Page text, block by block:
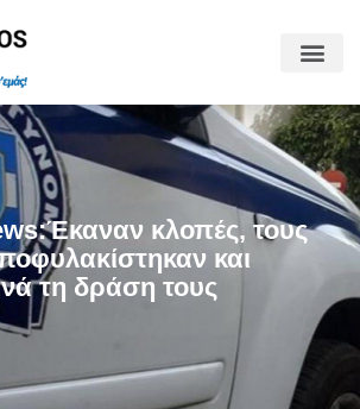
κλοπές, τους
και
τη δράση τους